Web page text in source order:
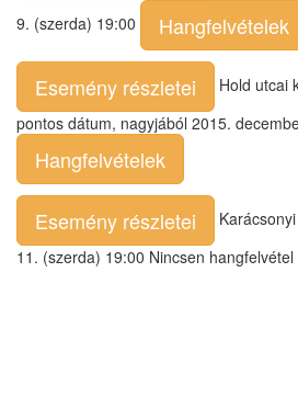
9. (szerda) 19:00 Hangfelvételek
Esemény részletei
Hold utcai
pontos dátum, nagyjából 2015.
Hangfelvételek
Esemény részletei
11. (szerda) 19:00 Nincsen hangfelvétel